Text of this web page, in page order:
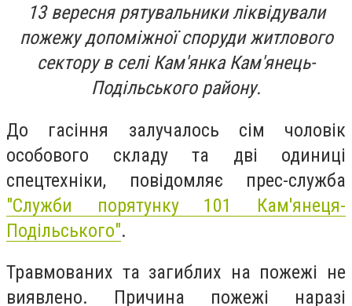
13 вересня рятувальники ліквідували
пожежу допоміжної споруди житлового
сектору в селі Кам'янка Кам'янець-
Подільського району.
До гасіння залучалось сім чоловік
особового складу та дві одиниці
спецтехніки, повідомляє прес-служба
"Служби порятунку 101 Кам'янеця-
Подільського".
Травмованих та загиблих на пожежі не
виявлено. Причина пожежі наразі